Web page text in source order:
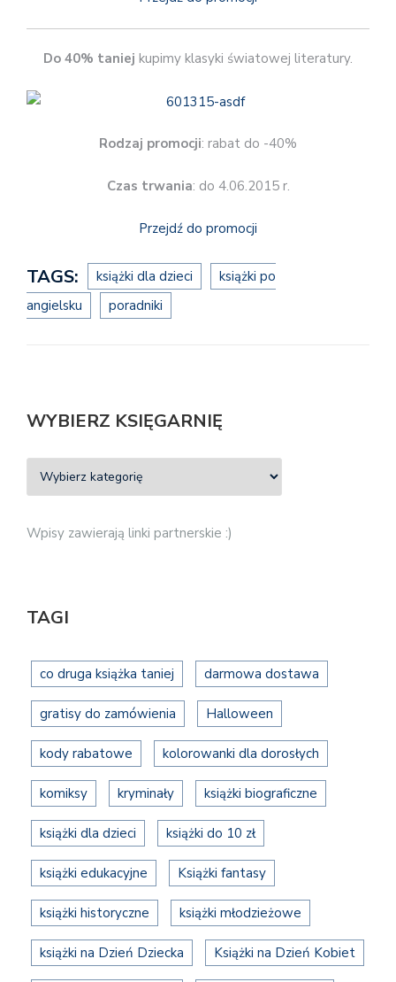
Do 40% taniej kupimy klasyki światowej literatury.
Rodzaj promocji: rabat do -40%
Czas trwania: do 4.06.2015 r.
Przejdź do promocji
TAGS: książki dla dzieci
książki po
angielsku
poradniki
WYBIERZ KSIĘGARNIĘ
Wpisy zawierają linki partnerskie :)
TAGI
co druga książka taniej darmowa dostawa
gratisy do zamówienia Halloween
kody rabatowe kolorowanki dla dorosłych
komiksy kryminały książki biograficzne
książki dla dzieci książki do 10 zł
książki edukacyjne Książki fantasy
książki historyczne książki młodzieżowe
książki na Dzień Dziecka Książki na Dzień Kobiet